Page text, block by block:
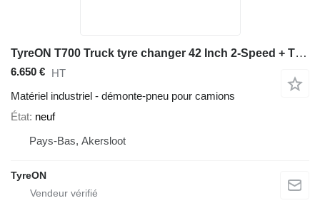
TyreON T700 Truck tyre changer 42 Inch 2-Speed + TIC200 inflation cage
6.650 € HT
Matériel industriel - démonte-pneu pour camions
État neuf
Pays-Bas, Akersloot
TyreON